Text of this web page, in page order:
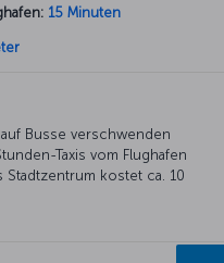
15 Minuten
Busse verschwenden
Taxis vom Flughafen
Stadtzentrum kostet ca. 10